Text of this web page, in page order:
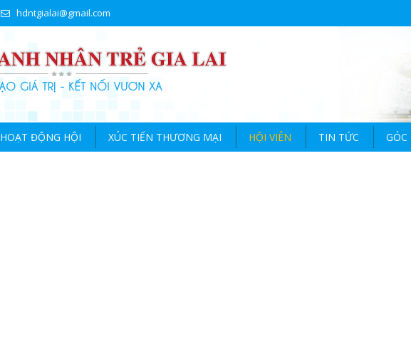
hdntgialai@gmail.com
HOẠT ĐỘNG HỘI XÚC TIẾN THƯƠNG MẠI HỘI VIÊN TIN TỨC GÓC